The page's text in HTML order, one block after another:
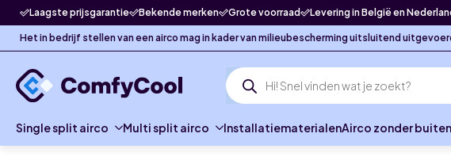
Laagste prijsgarantie Bekende merken Grote voorraad Levering in België en
Het in bedrijf stellen van een airco mag in kader van milieubescherming uitsluitend
Producten
zoeken
Single split airco Multi split airco InstallatiematerialenAirco zonder